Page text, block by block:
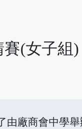
(女子組)
由廠商會中學